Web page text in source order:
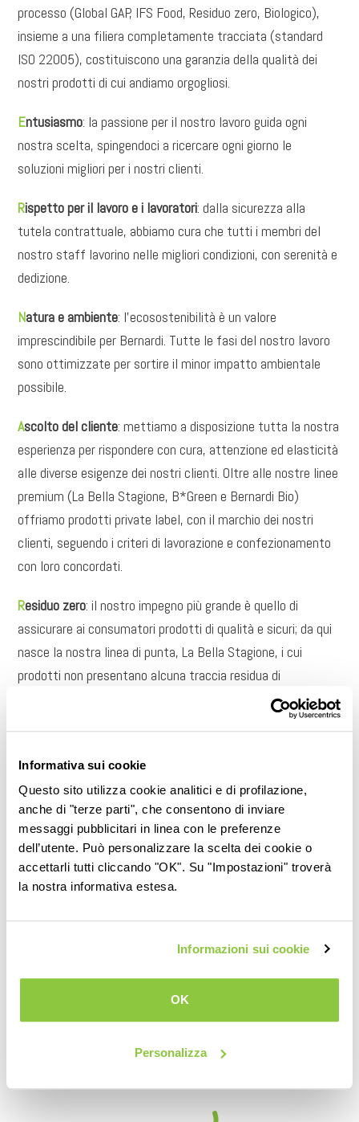
Informativa sui cookie
Questo sito utilizza cookie analitici e di profilazione,
anche di "terze parti", che consentono di inviare
messaggi pubblicitari in linea con le preferenze
dell’utente. Può personalizzare la scelta dei cookie o
accettarli tutti cliccando "OK". Su "Impostazioni" troverà
la nostra informativa estesa.
Informazioni sui cookie
OK
Personalizza
processo (Global GAP, IFS Food, Residuo zero, Biologico),
insieme a una filiera completamente tracciata (standard
ISO 22005), costituiscono una garanzia della qualità dei
nostri prodotti di cui andiamo orgogliosi.
Entusiasmo: la passione per il nostro lavoro guida ogni
nostra scelta, spingendoci a ricercare ogni giorno le
soluzioni migliori per i nostri clienti.
Rispetto per il lavoro e i lavoratori: dalla sicurezza alla
tutela contrattuale, abbiamo cura che tutti i membri del
nostro staff lavorino nelle migliori condizioni, con serenità e
dedizione.
Natura e ambiente: l’ecosostenibilità è un valore
imprescindibile per Bernardi. Tutte le fasi del nostro lavoro
sono ottimizzate per sortire il minor impatto ambientale
possibile.
Ascolto del cliente: mettiamo a disposizione tutta la nostra
esperienza per rispondere con cura, attenzione ed elasticità
alle diverse esigenze dei nostri clienti. Oltre alle nostre linee
premium (La Bella Stagione, B*Green e Bernardi Bio)
offriamo prodotti private label, con il marchio dei nostri
clienti, seguendo i criteri di lavorazione e confezionamento
con loro concordati.
Residuo zero: il nostro impegno più grande è quello di
assicurare ai consumatori prodotti di qualità e sicuri; da qui
nasce la nostra linea di punta, La Bella Stagione, i cui
prodotti non presentano alcuna traccia residua di
Distribuzione: la posizione strategica e la nostra rete di
trasporti ci permettono di consegnare su tutto il territorio
nazionale e anche all’estero in tempi minimi, per offrivi solo
prodotti freschissimi, ovunque voi siate.
Imprenditorialità : da sempre puntiamo a crescere e a fare
sempre di meglio, senza mai perdere di vista i nostri valori
fondamentali; siamo convinti che la fiducia dei clienti si
conquisti solo attraverso la qualità e l’attenzione a ogni
aspetto del lavoro: la sfida più appassionante, per noi, è